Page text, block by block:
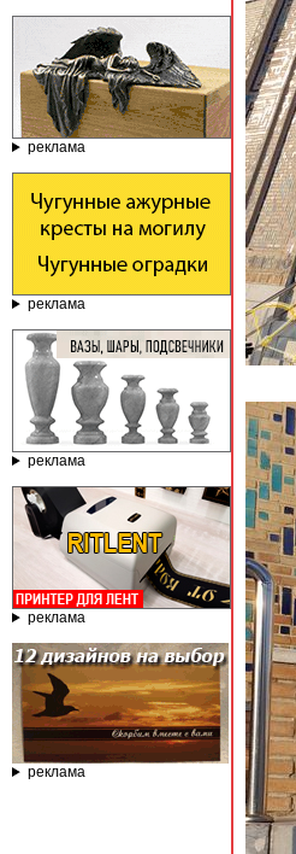
реклама
реклама
реклама
реклама
реклама